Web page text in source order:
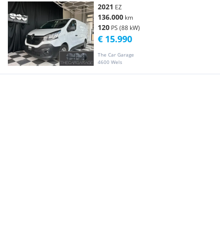
2021 EZ
136.000 km
120 PS (88 kW)
The Car Garage
4600 Wels
€ 15.990